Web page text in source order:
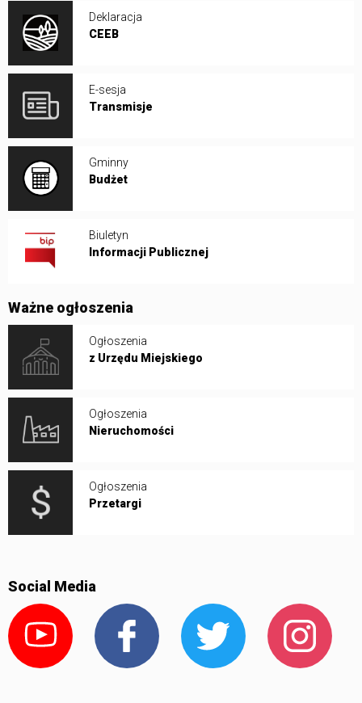
Deklaracja
CEEB
E-sesja
Transmisje
Gminny
Budżet
Biuletyn
Informacji Publicznej
Ważne ogłoszenia
Ogłoszenia
z Urzędu Miejskiego
Ogłoszenia
Nieruchomości
Ogłoszenia
Przetargi
Social Media